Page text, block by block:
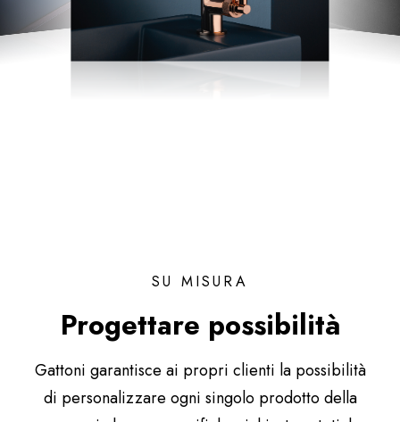
SU MISURA
Progettare possibilità
Gattoni garantisce ai propri clienti la possibilità
di personalizzare ogni singolo prodotto della